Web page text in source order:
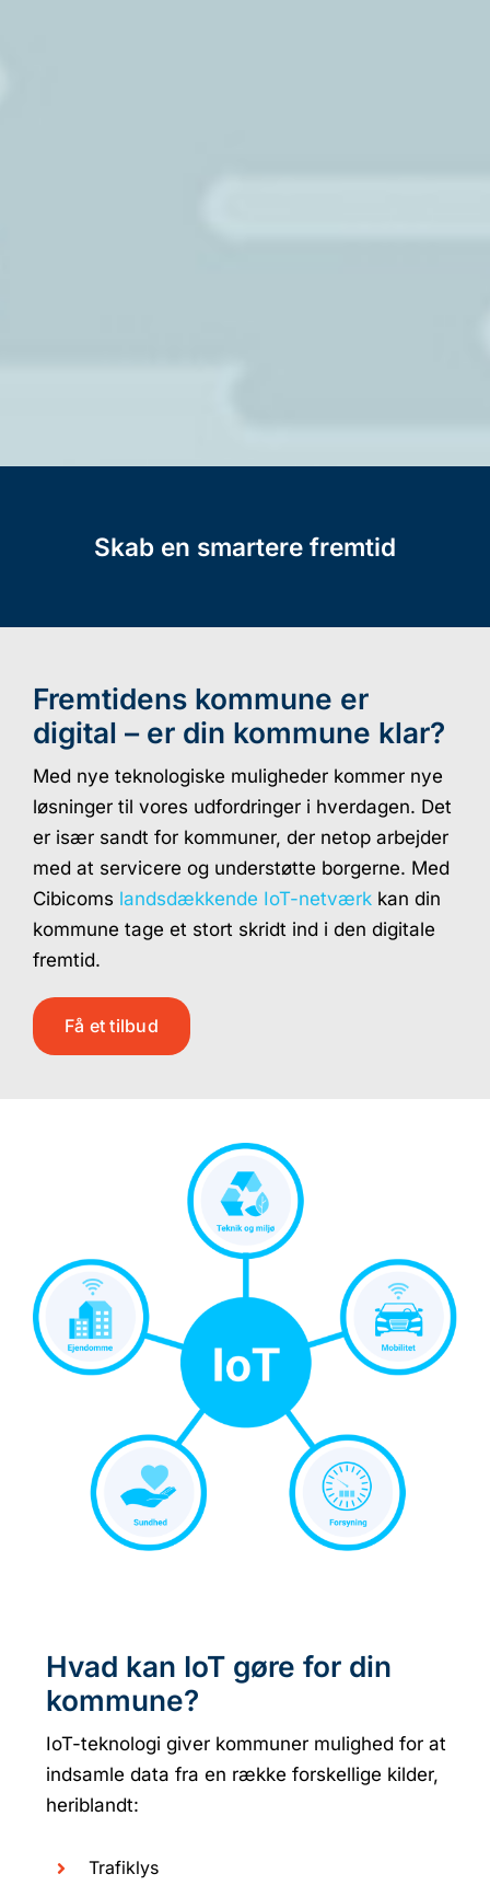
Skab en smartere fremtid
Fremtidens kommune er
digital – er din kommune klar?
Med nye teknologiske muligheder kommer nye
løsninger til vores udfordringer i hverdagen. Det
er især sandt for kommuner, der netop arbejder
med at servicere og understøtte borgerne. Med
Cibicoms landsdækkende IoT-netværkkan din
kommune tage et stort skridt ind i den digitale
fremtid.
Få et tilbud
Hvad kan IoT gøre for din
kommune?
IoT-teknologi giver kommuner mulighed for at
indsamle data fra en række forskellige kilder,
heriblandt:
Trafiklys